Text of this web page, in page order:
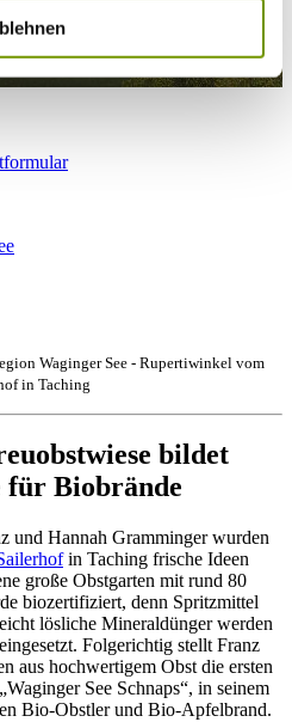
Waginger See - Rupertiwinkel vom
in Taching
bildet
für Biobrände
und Hannah Gramminger wurden
in Taching frische Ideen
große Obstgarten mit rund 80
biozertifiziert, denn Spritzmittel
lösliche Mineraldünger werden
Folgerichtig stellt Franz
aus hochwertigem Obst die ersten
See Schnaps“, in seinem
Bio-Obstler und Bio-Apfelbrand.